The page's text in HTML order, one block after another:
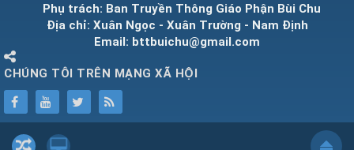
Phụ trách: Ban Truyền Thông Giáo Phận Bùi Chu
Địa chỉ: Xuân Ngọc - Xuân Trường - Nam Định
Email: bttbuichu@gmail.com
CHÚNG TÔI TRÊN MẠNG XÃ HỘI